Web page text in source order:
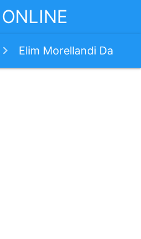
Elim Morellandi Da